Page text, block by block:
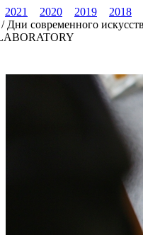
2021 2020 2019
2018
Дни современного